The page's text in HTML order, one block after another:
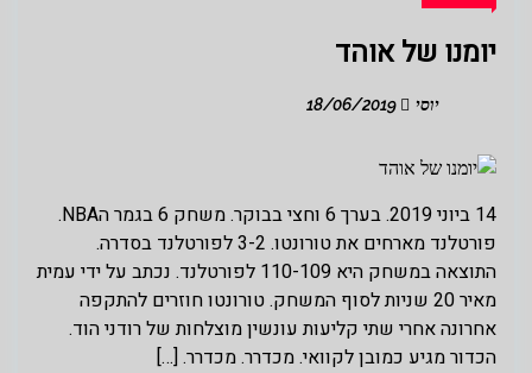
יומנו של אוהד
יוסי
14 ביוני 2019. בערך 6 וחצי בבוקר. משחק 6 בגמר הNBA.
פורטלנד מארחים את טורונטו. 3-2 לפורטלנד בסדרה.
התוצאה במשחק היא 110-109 לפורטלנד. נכתב על ידי עמית
מאיר 20 שניות לסוף המשחק. טורונטו חוזרים להתקפה
אחרונה אחרי שתי קליעות עונשין מוצלחות של רודני הוד.
הכדור מגיע כמובן לקוואי. מכדרר. מכדרר. […]